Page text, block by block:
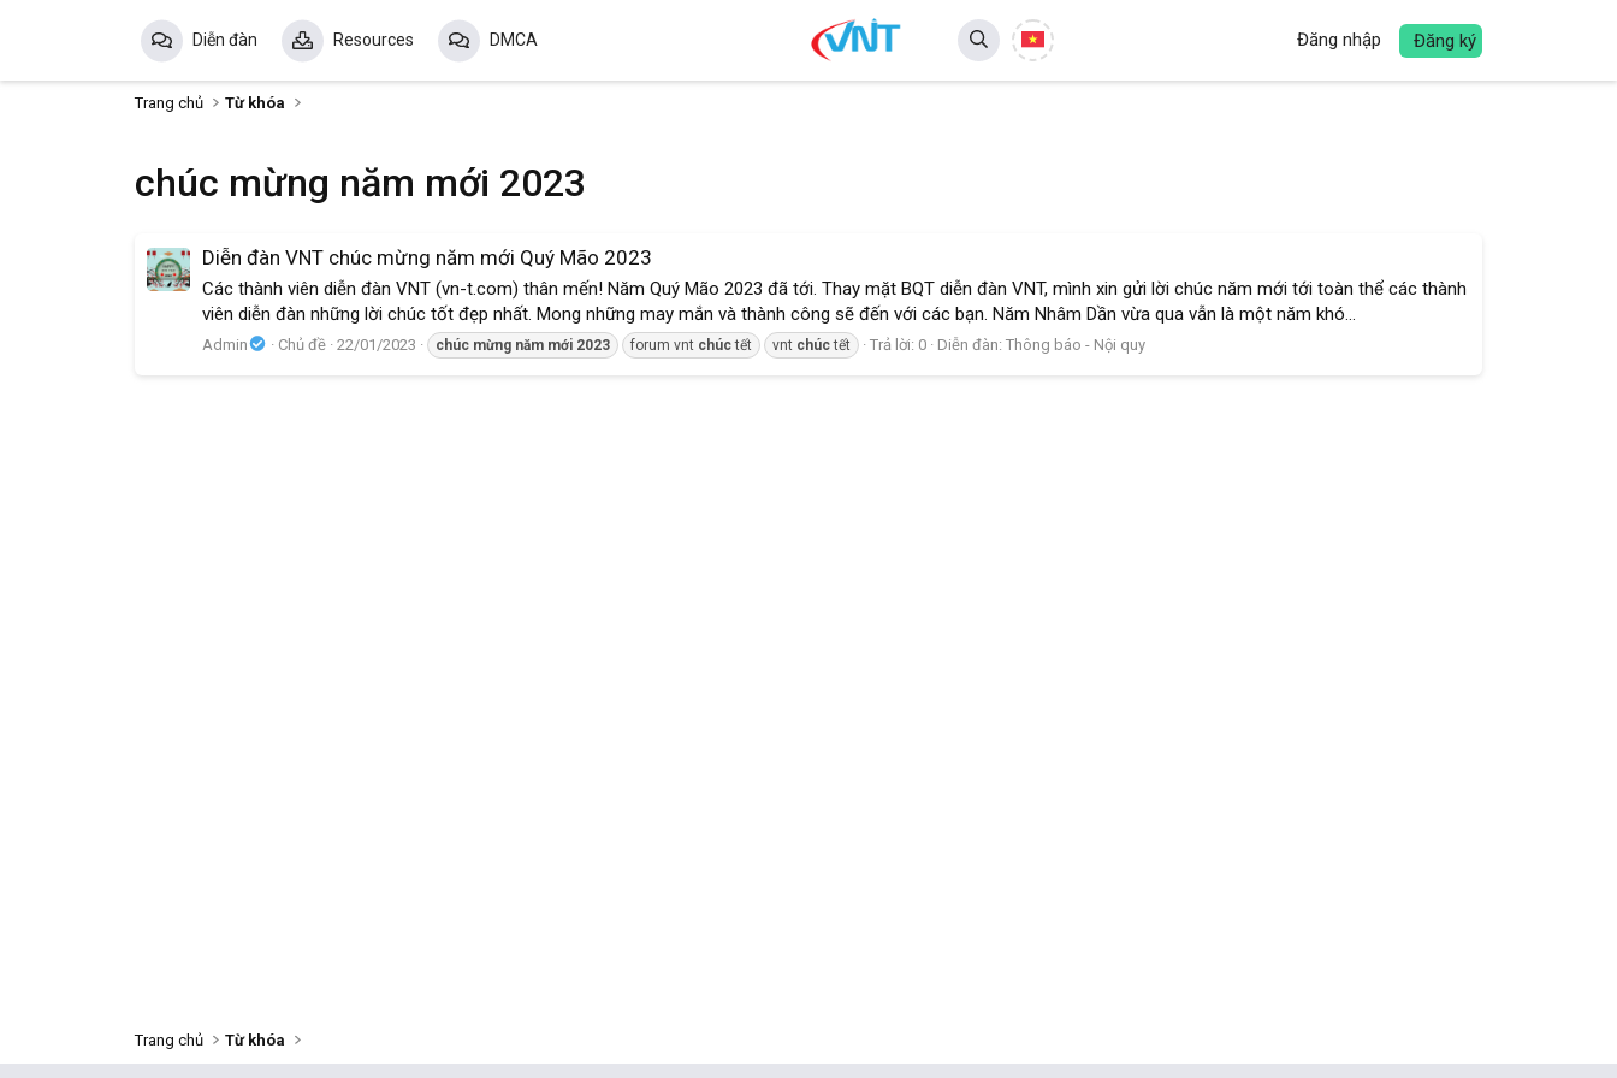
Diễn đàn Resources DMCA Đăng nhập Đăng ký
Trang chủ Từ khóa
chúc mừng năm mới 2023
Diễn đàn VNT chúc mừng năm mới Quý Mão 2023
Các thành viên diễn đàn VNT (vn-t.com) thân mến! Năm Quý Mão 2023 đã tới. Thay mặt BQT diễn đàn VNT, mình xin gửi lời chúc năm mới tới toàn thể các thành
viên diễn đàn những lời chúc tốt đẹp nhất. Mong những may mắn và thành công sẽ đến với các bạn. Năm Nhâm Dần vừa qua vẫn là một năm khó...
Admin Chủ đề 22/01/2023 chúc mừng năm mới 2023 forum vnt chúctết vnt chúctết Trả lời: 0 Diễn đàn:Thông báo - Nội quy
Trang chủ Từ khóa